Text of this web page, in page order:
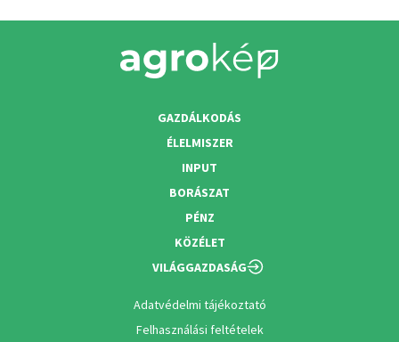
GAZDÁLKODÁS
ÉLELMISZER
INPUT
BORÁSZAT
PÉNZ
KÖZÉLET
VILÁGGAZDASÁG
Adatvédelmi tájékoztató
Felhasználási feltételek